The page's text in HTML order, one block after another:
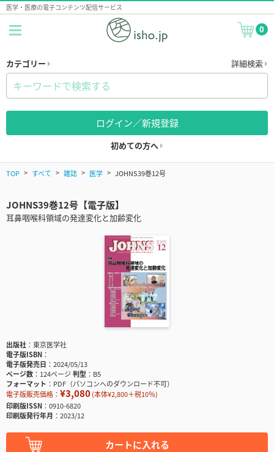
医学・医療の電子コンテンツ配信サービス
0
カテゴリー 詳細検索
ログイン／新規登録
初めての方へ
TOP すべて 雑誌 医学 JOHNS39巻12号
JOHNS39巻12号【電子版】
耳鼻咽喉科領域の発達変化と加齢変化
出版社
東京医学社
電子版ISBN
電子版発売日
2024/05/13
ページ数
124ページ判型
B5
フォーマット
PDF（パソコンへのダウンロード不可）
電子版販売価格： ¥3,080(本体¥2,800＋税10％)
印刷版ISSN
0910-6820
印刷版発行年月
2023/12
カートに入れる